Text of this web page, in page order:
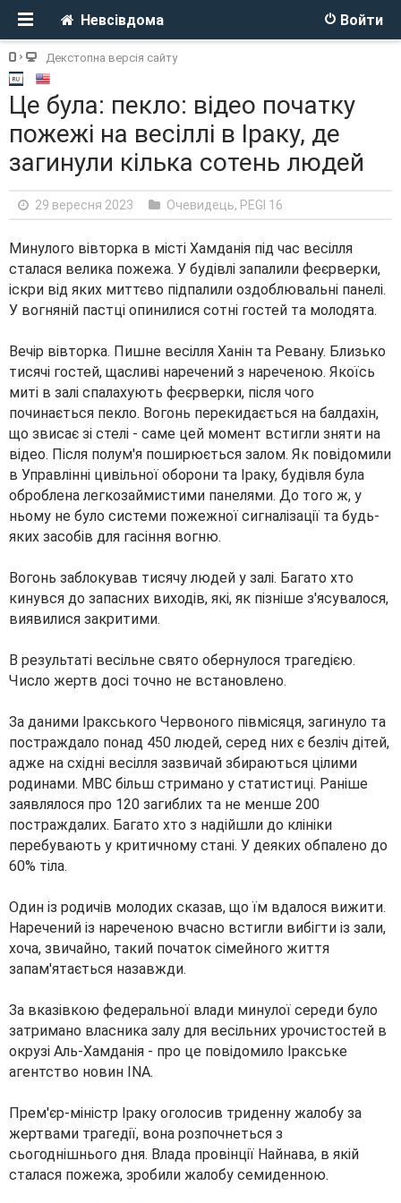
Войти
Невсівдома
Декстопна версія сайту
Це була: пекло: відео початку
пожежі на весіллі в Іраку, де
загинули кілька сотень людей
29 вересня 2023 Очевидець, PEGI 16
Минулого вівторка в місті Хамданія під час весілля
сталася велика пожежа. У будівлі запалили феєрверки,
іскри від яких миттєво підпалили оздоблювальні панелі.
У вогняній пастці опинилися сотні гостей та молодята.
Вечір вівторка. Пишне весілля Ханін та Ревану. Близько
тисячі гостей, щасливі наречений з нареченою. Якоїсь
миті в залі спалахують феєрверки, після чого
починається пекло. Вогонь перекидається на балдахін,
що звисає зі стелі - саме цей момент встигли зняти на
відео. Після полум'я поширюється залом. Як повідомили
в Управлінні цивільної оборони та Іраку, будівля була
оброблена легкозаймистими панелями. До того ж, у
ньому не було системи пожежної сигналізації та будь-
яких засобів для гасіння вогню.
Вогонь заблокував тисячу людей у залі. Багато хто
кинувся до запасних виходів, які, як пізніше з'ясувалося,
виявилися закритими.
В результаті весільне свято обернулося трагедією.
Число жертв досі точно не встановлено.
За даними Іракського Червоного півмісяця, загинуло та
постраждало понад 450 людей, серед них є безліч дітей,
адже на східні весілля зазвичай збираються цілими
родинами. МВС більш стримано у статистиці. Раніше
заявлялося про 120 загиблих та не менше 200
постраждалих. Багато хто з надійшли до клініки
перебувають у критичному стані. У деяких обпалено до
60% тіла.
Один із родичів молодих сказав, що їм вдалося вижити.
Наречений із нареченою вчасно встигли вибігти із зали,
хоча, звичайно, такий початок сімейного життя
запам'ятається назавжди.
За вказівкою федеральної влади минулої середи було
затримано власника залу для весільних урочистостей в
окрузі Аль-Хамданія - про це повідомило Іракське
агентство новин INA.
Прем'єр-міністр Іраку оголосив триденну жалобу за
жертвами трагедії, вона розпочнеться з
сьогоднішнього дня. Влада провінції Найнава, в якій
сталася пожежа, зробили жалобу семиденною.